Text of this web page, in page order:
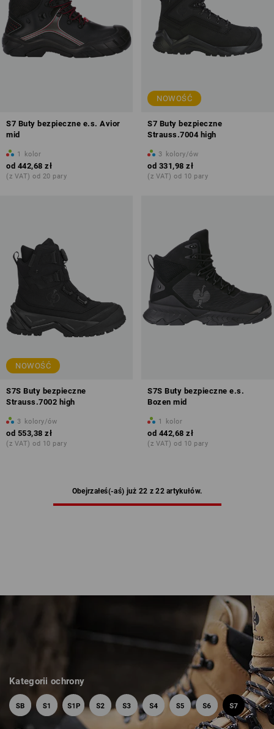
S7 Buty bezpieczne e.s. Avior
mid
1 kolor
od 442,68 zł
(z VAT) od 20 pary
NOWOŚĆ
S7 Buty bezpieczne
Strauss.7004 high
3 kolory/ów
od 331,98 zł
(z VAT) od 10 pary
NOWOŚĆ
S7S Buty bezpieczne
Strauss.7002 high
3 kolory/ów
od 553,38 zł
(z VAT) od 10 pary
S7S Buty bezpieczne e.s.
Bozen mid
1 kolor
od 442,68 zł
(z VAT) od 10 pary
Obejrzałeś(-aś) już 22 z 22 artykułów.
Kategorii ochrony